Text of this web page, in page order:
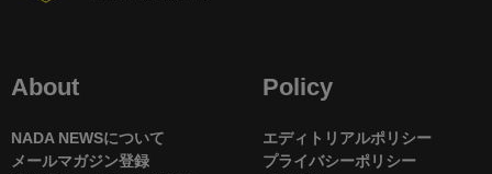
About
NADA NEWSについて
メールマガジン登録
Policy
エディトリアルポリシー
プライバシーポリシー